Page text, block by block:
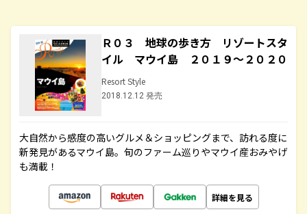
Ｒ０３ 地球の歩き方 リゾートスタ
イル マウイ島 ２０１９～２０２０
Resort Style
2018.12.12 発売
大自然から感度の高いグルメ＆ショッピングまで、訪れる度に
新発見があるマウイ島。旬のファーム巡りやマウイ産おみやげ
も満載！
詳細を見る